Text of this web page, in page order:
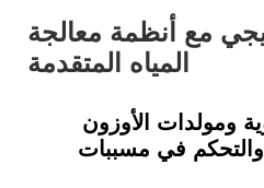
مع أنظمة معالجة
المياه المتقدمة
ومولدات الأوزون
والتحكم في مسببات